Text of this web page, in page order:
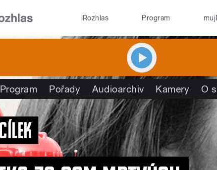
iRozhlas Program
Program Pořady Audioarchiv Kamery O